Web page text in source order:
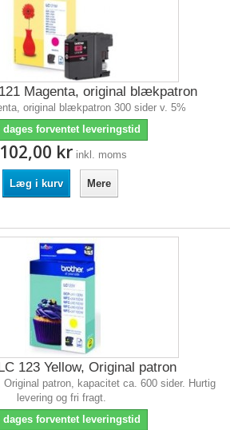
Magenta, original blækpatron
original blækpatron 300 sider v. 5%
dages forventet leveringstid
102,00 kr inkl. moms
Læg i kurv Mere
123 Yellow, Original patron
Original patron, kapacitet ca. 600 sider. Hurtig
levering og fri fragt.
dages forventet leveringstid